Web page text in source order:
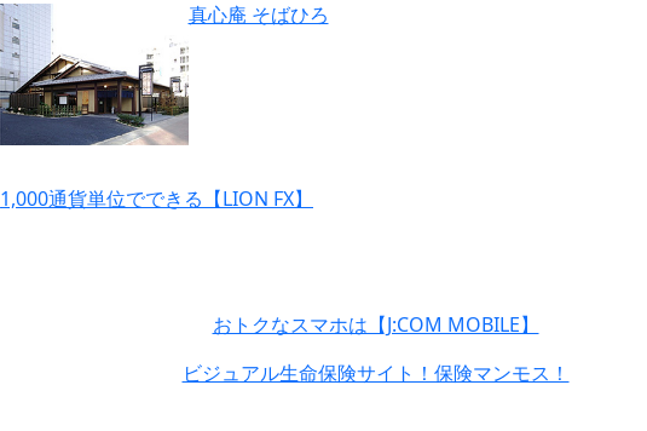
真心庵 そばひろ
1,000通貨単位でできる【LION FX】
おトクなスマホは【J:COM MOBILE】
ビジュアル生命保険サイト！保険マンモス！